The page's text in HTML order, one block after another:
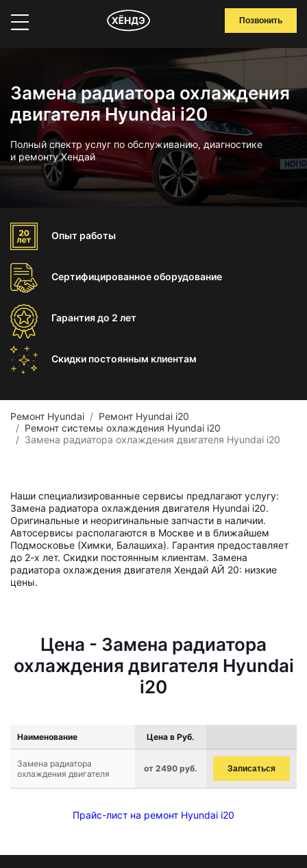
Позвонить
Замена радиатора охлаждения
двигателя Hyundai i20
Полный спектр услуг по обслуживанию, диагностике
и ремонту Хендай
Опыт работы
Сертифицированноеоборудование
Гарантиядо 2 лет
Скидки постоянным клиентам
Ремонт Hyundai
Ремонт Hyundai i20
Ремонт системы охлаждения Hyundai i20
Замена радиатора охлаждения двигателя Hyundai i20
Наши специализированные сервисы предлагают услугу:
Замена радиатора охлаждения двигателя Hyundai i20.
Оригинальные и неоригинальные запчасти в наличии.
Автосервисы располагаются в Москве и в ближайшем
Подмосковье (Химки, Балашиха). Гарантия предоставляет
до 2-х лет. Скидки постоянным клиентам. Замена
радиатора охлаждения двигателя Хендай АЙ 20: низкие
цены.
Цена - Замена радиатора
охлаждения двигателя Hyundai
i20
Наименование Цена в Руб.
Замена радиатора
охлаждения двигателя
от 2490 руб. Записаться
Прайс-лист на ремонт Hyundai i20